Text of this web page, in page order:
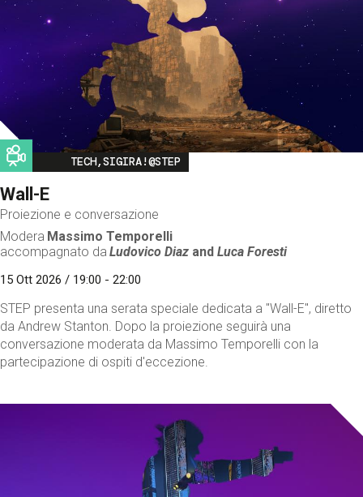
Image
TECH,SIGIRA!@STEP
Wall-E
Proiezione e conversazione
Modera Massimo Temporelli
accompagnato da Ludovico Diaz andLuca Foresti
15 Ott 2026 / 19:00 - 22:00
STEP presenta una serata speciale dedicata a "Wall-E", diretto
da Andrew Stanton. Dopo la proiezione seguirà una
conversazione moderata da Massimo Temporelli con la
partecipazione di ospiti d'eccezione.